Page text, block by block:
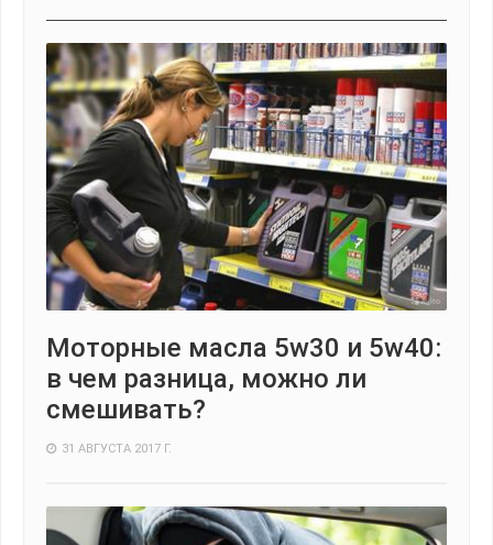
Моторные масла 5w30 и 5w40:
в чем разница, можно ли
смешивать?
31 АВГУСТА 2017 Г.